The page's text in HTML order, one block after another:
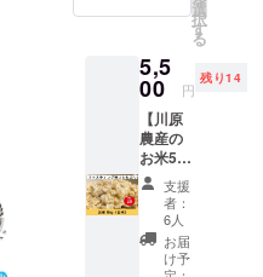
で2分、
電子レ
ンジで
20秒前
後加熱
だけの
味付け
なしで
もお召
し上が
りいた
しい朝
の朝食
にもオ
スス
メ！ 〜
お召し
上がり
方〜
オーブ
ントー
スター
産オリ
ジナル
ド
『ファ
スティ
ング
米』に
なりま
す。
ファス
ティン
グ米コ
シヒカ
選
択
す
る
5,5
00 円
残り14
【川原
農産の
お米5㎏
(玄米)】
「たん
じゅん
農」と
いう炭
支援
者：
6人
お届
け予